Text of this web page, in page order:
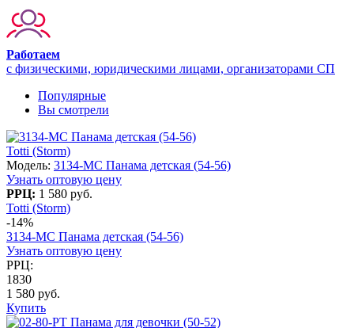
Работаем
с физическими, юридическими лицами, организаторами СП
Популярные
Вы смотрели
Totti (Storm)
Модель: 3134-МС Панама детская (54-56)
Узнать оптовую цену
РРЦ: 1 580 руб.
Totti (Storm)
-14%
3134-МС Панама детская (54-56)
Узнать оптовую цену
РРЦ:
1830
1 580 руб.
Купить